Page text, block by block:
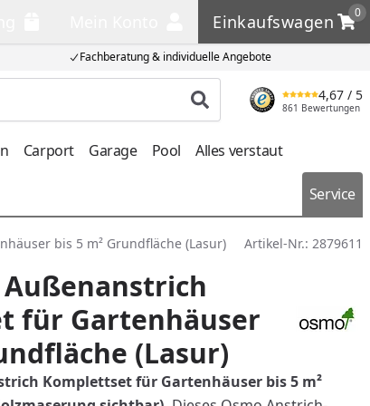
Fachberatung & individuelle Angebote
Einkaufswagen
0
Einkaufswagen
Produkt suchen
4,67 / 5
861 Bewertungen
Carport Garage Pool Alles verstaut
Service
bis 5 m² Grundfläche (Lasur) Artikel-Nr.: 2879611
für Gartenhäuser
(Lasur)
Komplettset für Gartenhäuser bis 5 m²